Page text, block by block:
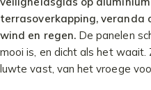
terrasoverkapping,
wind en regen.De panelen
mooi is, en dicht als het waait.
luwte vast, van het vroege